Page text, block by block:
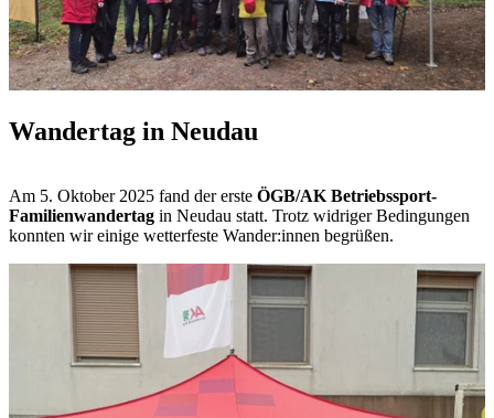
Wandertag in Neudau
Am 5. Oktober 2025 fand der erste ÖGB/AK Betriebssport-
Familienwandertag in Neudau statt. Trotz widriger Bedingungen
konnten wir einige wetterfeste Wander:innen begrüßen.